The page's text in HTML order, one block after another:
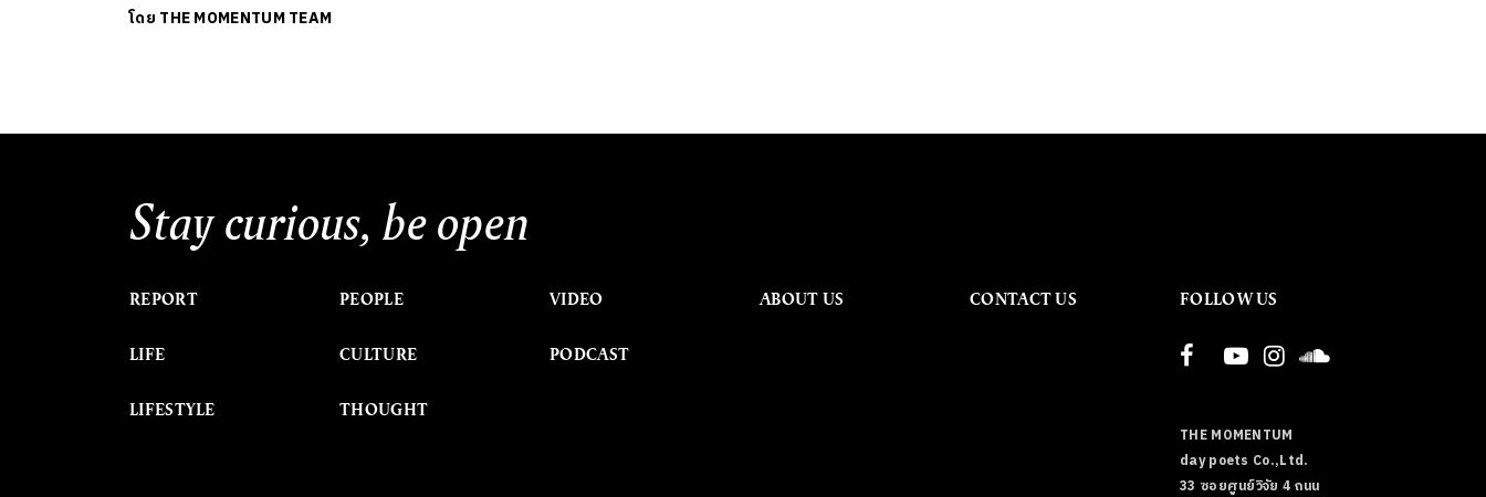
โดย THE MOMENTUM TEAM
Stay curious, be open
REPORT
LIFE
LIFESTYLE
PEOPLE
CULTURE
THOUGHT
VIDEO
PODCAST
ABOUT US CONTACT US FOLLOW US
THE MOMENTUM
day poets Co.,Ltd.
33 ซอยศูนย์วิจัย 4 ถนน